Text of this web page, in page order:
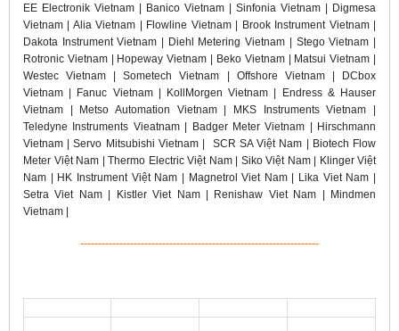
EE Electronik Vietnam | Banico Vietnam | Sinfonia Vietnam | Digmesa
Vietnam | Alia Vietnam | Flowline Vietnam | Brook Instrument Vietnam |
Dakota Instrument Vietnam | Diehl Metering Vietnam | Stego Vietnam |
Rotronic Vietnam | Hopeway Vietnam | Beko Vietnam | Matsui Vietnam |
Westec Vietnam | Sometech Vietnam | Offshore Vietnam | DCbox
Vietnam | Fanuc Vietnam | KollMorgen Vietnam | Endress & Hauser
Vietnam | Metso Automation Vietnam | MKS Instruments Vietnam |
Teledyne Instruments Vieatnam | Badger Meter Vietnam | Hirschmann
Vietnam | Servo Mitsubishi Vietnam | SCR SA Việt Nam | Biotech Flow
Meter Việt Nam | Thermo Electric Việt Nam | Siko Việt Nam | Klinger Việt
Nam | HK Instrument Việt Nam | Magnetrol Viet Nam | Lika Viet Nam |
Setra Viet Nam | Kistler Viet Nam | Renishaw Viet Nam | Mindmen
Vietnam |
-------------------------------------------------------------------